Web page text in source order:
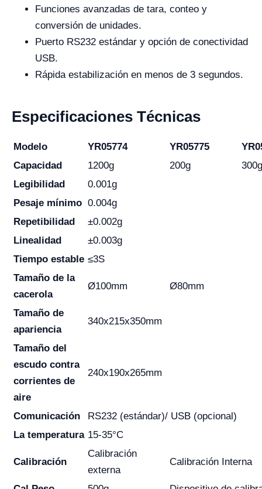
Funciones avanzadas de tara, conteo y
conversión de unidades.
Puerto RS232 estándar y opción de conectividad
USB.
Rápida estabilización en menos de 3 segundos.
Especificaciones Técnicas
Modelo YR05774 YR05775
Capacidad
1200g 200g
300g
Legibilidad
0.001g
Pesaje mínimo 0.004g
Repetibilidad
±0.002g
Linealidad
±0.003g
Tiempo estable ≤3S
Tamaño de la
cacerola
Ø100mm Ø80mm
Tamaño de
apariencia
340x215x350mm
Tamaño del
escudo contra
corrientes de
aire
240x190x265mm
Comunicación
RS232 (estándar)/ USB (opcional)
La temperatura 15-35°C
Calibración
Calibración
externa
Calibración Interna